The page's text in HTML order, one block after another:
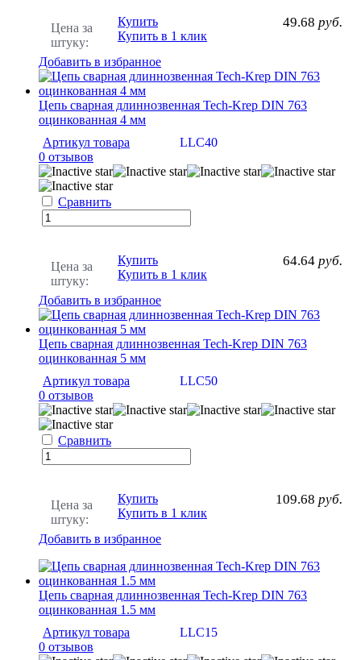
Цена за
штуку:
49.68 руб.
Купить
Купить в 1 клик
Добавить в избранное
Цепь сварная длиннозвенная Tech-Krep DIN 763
оцинкованная 4 мм
Артикул товара
LLC40
0 отзывов
Сравнить
Цена за
штуку:
64.64 руб.
Купить
Купить в 1 клик
Добавить в избранное
Цепь сварная длиннозвенная Tech-Krep DIN 763
оцинкованная 5 мм
Артикул товара
LLC50
0 отзывов
Сравнить
Цена за
штуку:
109.68 руб.
Купить
Купить в 1 клик
Добавить в избранное
Цепь сварная длиннозвенная Tech-Krep DIN 763
оцинкованная 1.5 мм
Артикул товара
LLC15
0 отзывов